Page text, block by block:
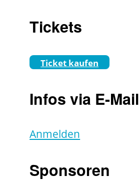
Tickets
Ticket kaufen
Infos via E-Mail
Anmelden
Sponsoren